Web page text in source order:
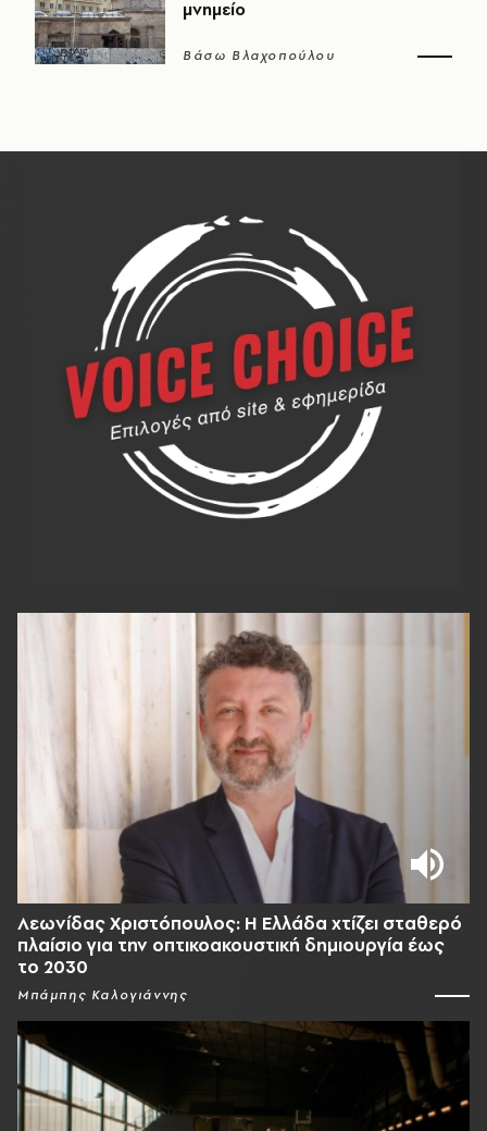
μνημείο
Βάσω Βλαχοπούλου
Λεωνίδας Χριστόπουλος: Η Ελλάδα χτίζει σταθερό
πλαίσιο για την οπτικοακουστική δημιουργία έως
το 2030
Μπάμπης Καλογιάννης